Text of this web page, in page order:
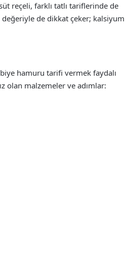
reçeli, farklı tatlı tariflerinde de
değeriyle de dikkat çeker; kalsiyum
hamuru tarifi vermek faydalı
olan malzemeler ve adımlar: